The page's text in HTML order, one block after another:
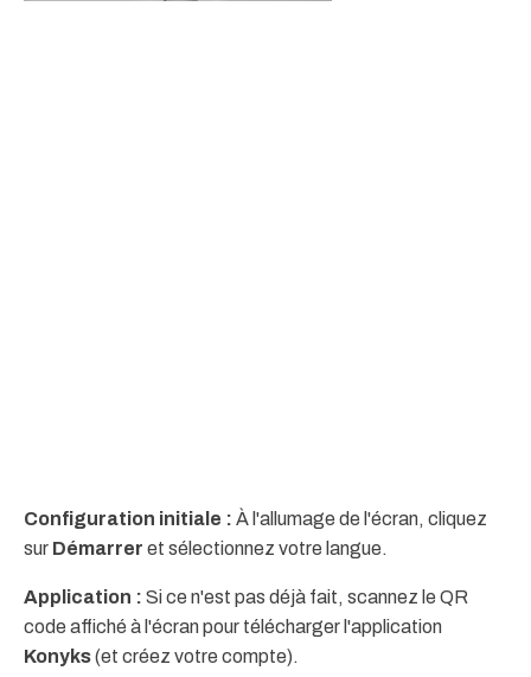
Configuration initiale : À l'allumage de l'écran, cliquez
sur Démarrer et sélectionnez votre langue.
Application : Si ce n'est pas déjà fait, scannez le QR
code affiché à l'écran pour télécharger l'application
Konyks(et créez votre compte).